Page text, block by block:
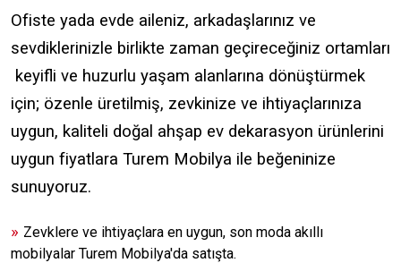
Ofiste yada evde aileniz, arkadaşlarınız ve
sevdiklerinizle birlikte zaman geçireceğiniz ortamları
keyifli ve huzurlu yaşam alanlarına dönüştürmek
için; özenle üretilmiş, zevkinize ve ihtiyaçlarınıza
uygun, kaliteli doğal ahşap ev dekarasyon ürünlerini
uygun fiyatlara Turem Mobilya ile beğeninize
sunuyoruz.
» Zevklere ve ihtiyaçlara en uygun, son moda akıllı
mobilyalar Turem Mobilya'da satışta.